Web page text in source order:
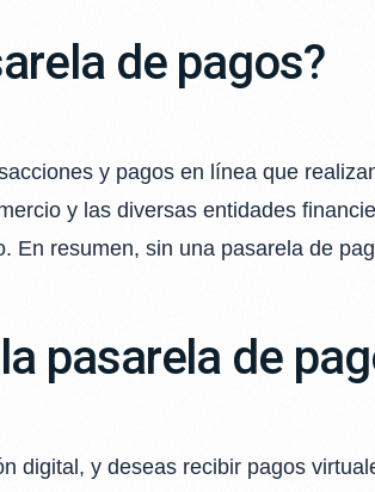
de pagos?
y pagos en línea que
y las diversas entidades
En resumen, sin una pasarela de
pasarela de
digital, y deseas recibir pagos